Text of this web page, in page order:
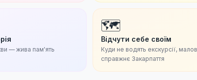
— жива пам'ять
🗺
Відчути себе своїм
Куди не водять екскурсії,
справжнє Закарпаття